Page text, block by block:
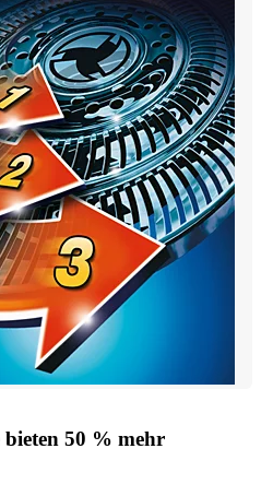
50 % mehr